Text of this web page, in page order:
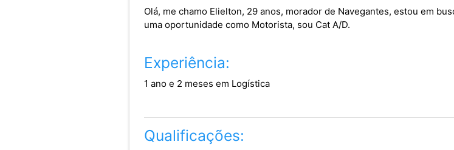
Olá, me chamo Elielton, 29 anos, morador de Navegantes, estou em
uma oportunidade como Motorista, sou Cat A/D.
Experiência:
1 ano e 2 meses em Logística
Qualificações: